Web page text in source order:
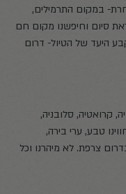
במקום התרמילים,
סיום וחיפשנו מקום חם
היעד של הטיול- דרום
קרואטיה, סלובניה,
טבע, ערי בירה,
צרפת. לא מיהרנו וכל